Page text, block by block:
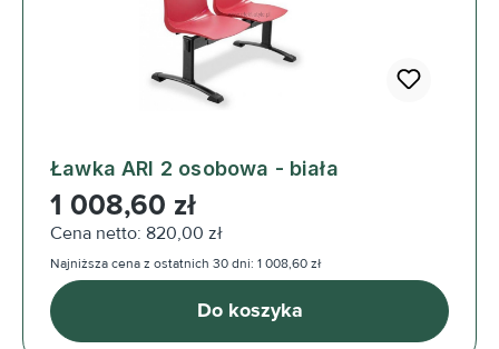
Ławka ARI 2 osobowa - biała
Cena regularna:
1 008,60 zł
Cena netto: 820,00 zł
Najniższa cena z ostatnich 30 dni: 1 008,60 zł
Do koszyka